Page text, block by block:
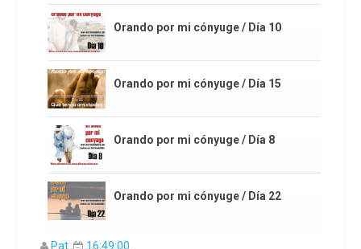
Orando por mi cónyuge / Día 10
Orando por mi cónyuge / Día 15
Orando por mi cónyuge / Día 8
Orando por mi cónyuge / Día 22
Pat 16:49:00